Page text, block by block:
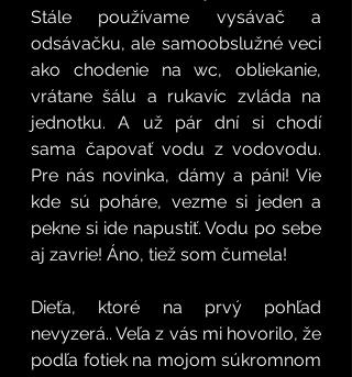
Stále používame vysávač a
odsávačku, ale samoobslužné veci
ako chodenie na wc, obliekanie,
vrátane šálu a rukavíc zvláda na
jednotku. A už pár dní si chodí
sama čapovať vodu z vodovodu.
Pre nás novinka, dámy a páni! Vie
kde sú poháre, vezme si jeden a
pekne si ide napustiť. Vodu po sebe
aj zavrie! Áno, tiež som čumela!
Dieťa, ktoré na prvý pohľad
nevyzerá.. Veľa z vás mi hovorilo, že
podľa fotiek na mojom súkromnom